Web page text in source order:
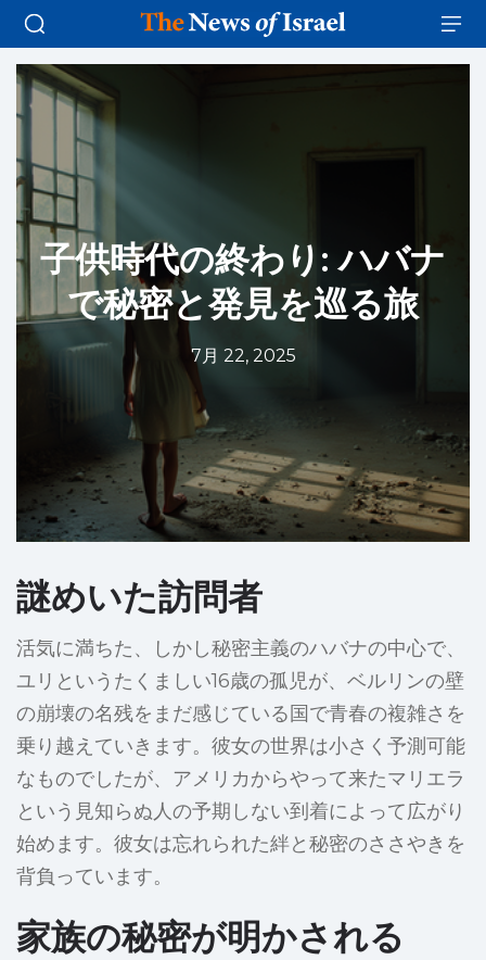
子供時代の終わり: ハバナ
で秘密と発見を巡る旅
7月 22, 2025
謎めいた訪問者
活気に満ちた、しかし秘密主義のハバナの中心で、
ユリというたくましい16歳の孤児が、ベルリンの壁
の崩壊の名残をまだ感じている国で青春の複雑さを
乗り越えていきます。彼女の世界は小さく予測可能
なものでしたが、アメリカからやって来たマリエラ
という見知らぬ人の予期しない到着によって広がり
始めます。彼女は忘れられた絆と秘密のささやきを
背負っています。
家族の秘密が明かされる